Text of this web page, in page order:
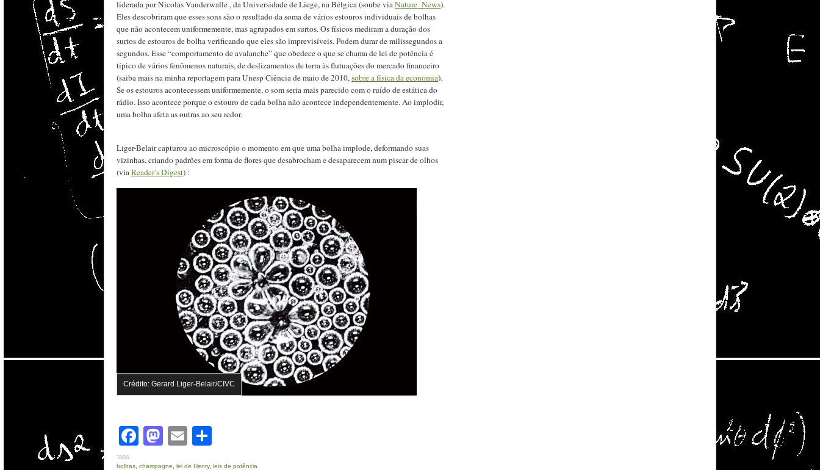
liderada por Nicolas Vanderwalle , da Universidade de Liege, na Bélgica (soube viaNature News).
Eles descobriram que esses sons são o resultado da soma de vários estouros individuais de bolhas
que não acontecem uniformemente, mas agrupados em surtos. Os físicos mediram a duração dos
surtos de estouros de bolha verificando que eles são imprevisíveis. Podem durar de milissegundos a
segundos. Esse “comportamento de avalanche” que obedece o que se chama de lei de potência é
típico de vários fenômenos naturais, de deslizamentos de terra às flutuações do mercado financeiro
(saiba mais na minha reportagem para Unesp Ciência de maio de 2010,sobre a física da economia).
Se os estouros acontecessem uniformemente, o som seria mais parecido com o ruído de estática do
rádio. Isso acontece porque o estouro de cada bolha não acontece independentemente. Ao implodir,
uma bolha afeta as outras ao seu redor.
Liger-Belair capturou ao microscópio o momento em que uma bolha implode, deformando suas
vizinhas, criando padrões em forma de flores que desabrocham e desaparecem num piscar de olhos
(viaReader’s Digest) :
Crédito: Gerard Liger-Belair/CIVC
Facebook
Mastodon
Email
TAGS
bolhas champagne lei de Henry, leis de potência